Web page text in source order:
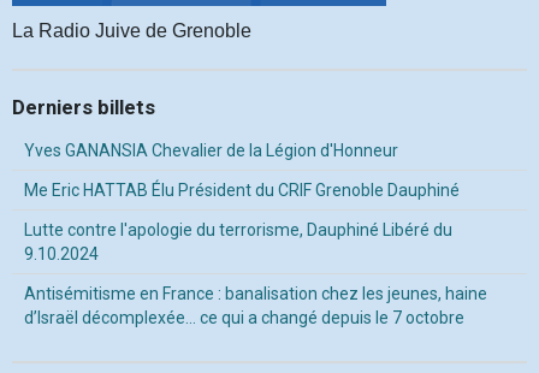
La Radio Juive de Grenoble
Derniers billets
Yves GANANSIA Chevalier de la Légion d'Honneur
Me Eric HATTAB Élu Président du CRIF Grenoble Dauphiné
Lutte contre l'apologie du terrorisme, Dauphiné Libéré du
9.10.2024
Antisémitisme en France : banalisation chez les jeunes, haine
d’Israël décomplexée… ce qui a changé depuis le 7 octobre